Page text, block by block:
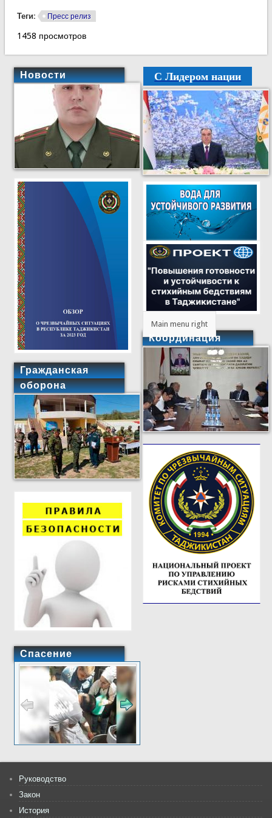
Теги: Пресс релиз
1458 просмотров
Новости
Гражданская
оборона
Спасение
С Лидером нации
Main menu right
Координация
Руководство
Закон
История